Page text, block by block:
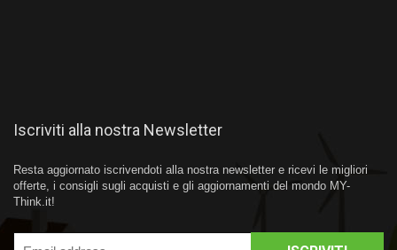
Iscriviti alla nostra Newsletter
Resta aggiornato iscrivendoti alla nostra newsletter e ricevi le migliori
offerte, i consigli sugli acquisti e gli aggiornamenti del mondo MY-
Think.it!